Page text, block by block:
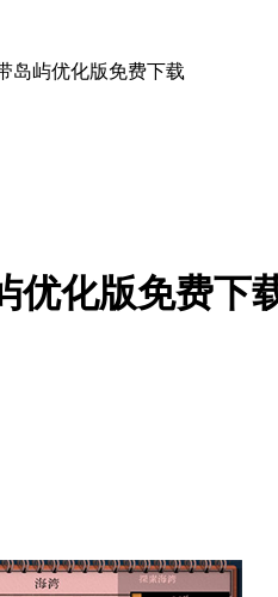
岛屿优化版免费下载
优化版免费下